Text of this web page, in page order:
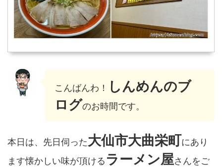
こんばんわ！
しんめんのブ
ログのお時間です。
本日は、先日伺った大仙市大曲栄町にあり
ます懐かしい味が頂ける ラーメン屋さんをご